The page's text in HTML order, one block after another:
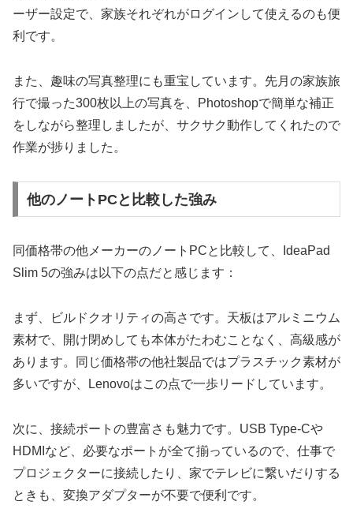
ーザー設定で、家族それぞれがログインして使えるのも便
利です。
また、趣味の写真整理にも重宝しています。先月の家族旅
行で撮った300枚以上の写真を、Photoshopで簡単な補正
をしながら整理しましたが、サクサク動作してくれたので
作業が捗りました。
他のノートPCと比較した強み
同価格帯の他メーカーのノートPCと比較して、IdeaPad
Slim 5の強みは以下の点だと感じます：
まず、ビルドクオリティの高さです。天板はアルミニウム
素材で、開け閉めしても本体がたわむことなく、高級感が
あります。同じ価格帯の他社製品ではプラスチック素材が
多いですが、Lenovoはこの点で一歩リードしています。
次に、接続ポートの豊富さも魅力です。USB Type-Cや
HDMIなど、必要なポートが全て揃っているので、仕事で
プロジェクターに接続したり、家でテレビに繋いだりする
ときも、変換アダプターが不要で便利です。